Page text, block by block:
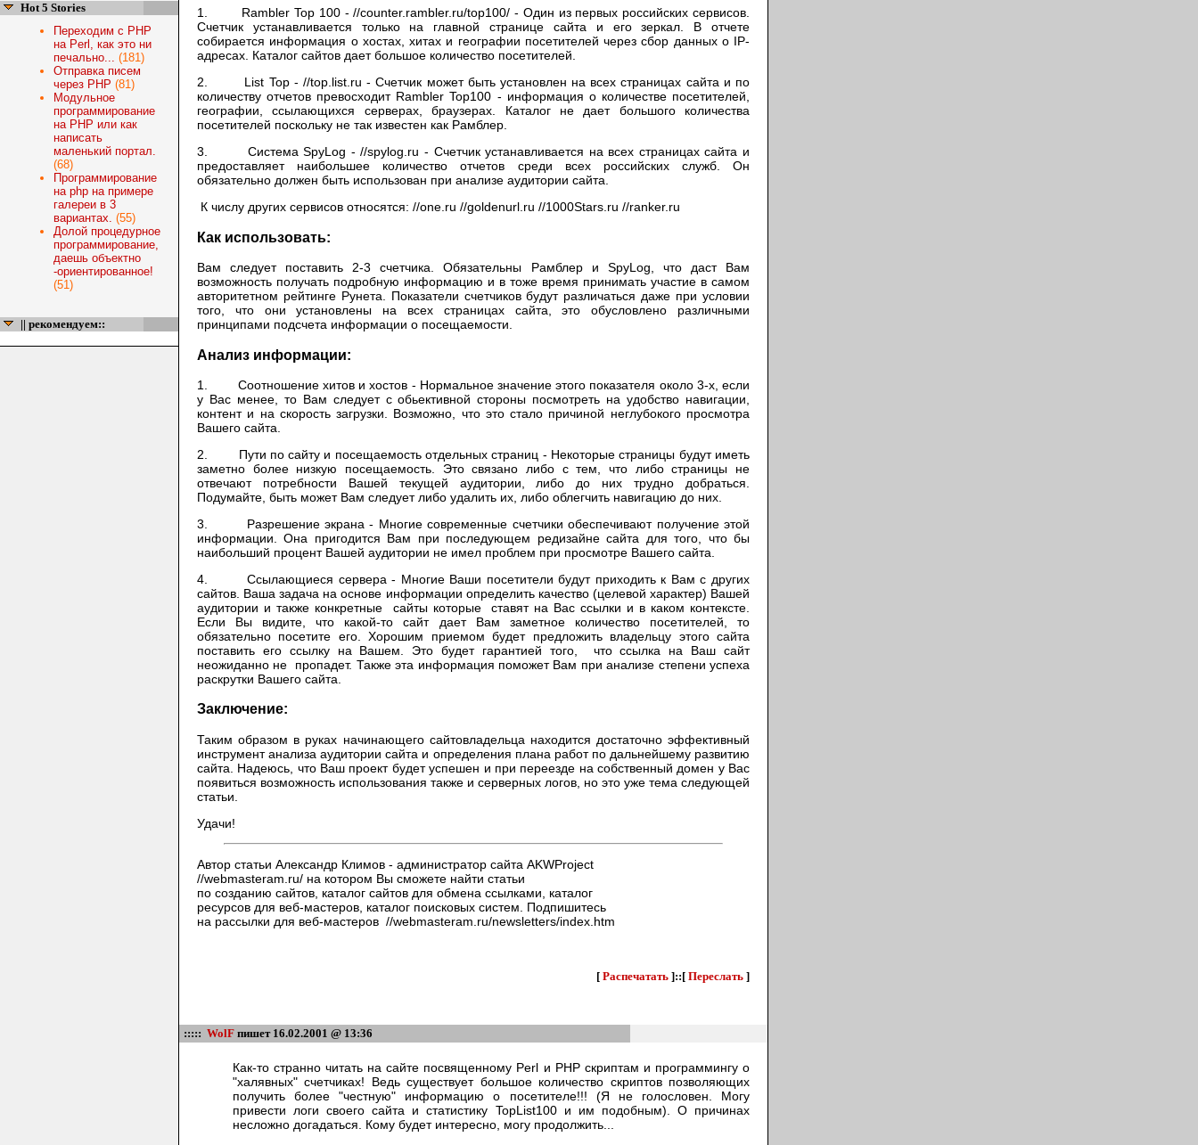
Hot 5 Stories
Переходим с PHP
на Perl, как это ни
печально... (181)
Отправка писем
через PHP (81)
Модульное
программирование
на PHP или как
написать
маленький портал.
(68)
Программирование
на php на примере
галереи в 3
вариантах. (55)
Долой процедурное
программирование,
даешь объектно
-ориентированное!
(51)
|| рекомендуем::
1. Rambler Top 100 -//counter.rambler.ru/top100/ - Один из первых российских сервисов.
Счетчик устанавливается только на главной странице сайта и его зеркал. В отчете
собирается информация о хостах, хитах и географии посетителей через сбор данных о IP-
адресах. Каталог сайтов дает большое количество посетителей.
2. List Top - //top.list.ru - Счетчик может быть установлен на всех страницах сайта и по
количеству отчетов превосходит Rambler Top100 - информация о количестве посетителей,
географии, ссылающихся серверах, браузерах. Каталог не дает большого количества
посетителей поскольку не так известен как Рамблер.
3. Система SpyLog -//spylog.ru - Счетчик устанавливается на всех страницах сайта и
предоставляет наибольшее количество отчетов среди всех российских служб. Он
обязательно должен быть использован при анализе аудитории сайта.
К числу других сервисов относятся: //one.ru //goldenurl.ru //1000Stars.ru //ranker.ru
Как использовать:
Вам следует поставить 2-3 счетчика. Обязательны Рамблер и SpyLog, что даст Вам
возможность получать подробную информацию и в тоже время принимать участие в самом
авторитетном рейтинге Рунета. Показатели счетчиков будут различаться даже при условии
того, что они установлены на всех страницах сайта, это обусловлено различными
принципами подсчета информации о посещаемости.
Анализ информации:
1. Соотношение хитов и хостов - Нормальное значение этого показателя около 3-х, если
у Вас менее, то Вам следует с обьективной стороны посмотреть на удобство навигации,
контент и на скорость загрузки. Возможно, что это стало причиной неглубокого просмотра
Вашего сайта.
2. Пути по сайту и посещаемость отдельных страниц - Некоторые страницы будут иметь
заметно более низкую посещаемость. Это связано либо с тем, что либо страницы не
отвечают потребности Вашей текущей аудитории, либо до них трудно добраться.
Подумайте, быть может Вам следует либо удалить их, либо облегчить навигацию до них.
3. Разрешение экрана - Многие современные счетчики обеспечивают получение этой
информации. Она пригодится Вам при последующем редизайне сайта для того, что бы
наибольший процент Вашей аудитории не имел проблем при просмотре Вашего сайта.
4. Ссылающиеся сервера - Многие Ваши посетители будут приходить к Вам с других
сайтов. Ваша задача на основе информации определить качество (целевой характер) Вашей
аудитории и также конкретные сайты которые ставят на Вас ссылки и в каком контексте.
Если Вы видите, что какой-то сайт дает Вам заметное количество посетителей, то
обязательно посетите его. Хорошим приемом будет предложить владельцу этого сайта
поставить его ссылку на Вашем. Это будет гарантией того, что ссылка на Ваш сайт
неожиданно не пропадет. Также эта информация поможет Вам при анализе степени успеха
раскрутки Вашего сайта.
Заключение:
Таким образом в руках начинающего сайтовладельца находится достаточно эффективный
инструмент анализа аудитории сайта и определения плана работ по дальнейшему развитию
сайта. Надеюсь, что Ваш проект будет успешен и при переезде на собственный домен у Вас
появиться возможность использования также и серверных логов, но это уже тема следующей
статьи.
Удачи!
Автор статьи Александр Климов - администратор сайта AKWProject
//webmasteram.ru/ на котором Вы сможете найти статьи
по созданию сайтов, каталог сайтов для обмена ссылками, каталог
ресурсов для веб-мастеров, каталог поисковых систем. Подпишитесь
на рассылки для веб-мастеров //webmasteram.ru/newsletters/index.htm
[ Распечатать ]::[ Переслать ]
::::: WolF пишет 16.02.2001 @ 13:36
Как-то странно читать на сайте посвященному Perl и PHP скриптам и программингу о
"халявных" счетчиках! Ведь существует большое количество скриптов позволяющих
получить более "честную" информацию о посетителе!!! (Я не голословен. Могу
привести логи своего сайта и статистику TopList100 и им подобным). О причинах
несложно догадаться. Кому будет интересно, могу продолжить...